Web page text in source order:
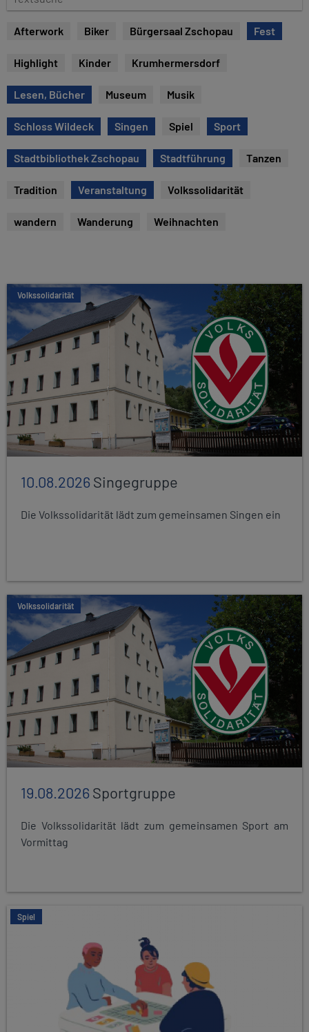
e
c
e
Afterwork Biker Bürgersaal Zschopau Fest
Highlight Kinder Krumhermersdorf
Lesen, Bücher Museum Musik
Schloss Wildeck Singen Spiel Sport
Stadtbibliothek Zschopau Stadtführung Tanzen
Tradition Veranstaltung Volkssolidarität
wandern Wanderung Weihnachten
Volkssolidarität
10.08.2026Singegruppe
Die Volkssolidarität lädt zum gemeinsamen Singen ein
Volkssolidarität
19.08.2026Sportgruppe
Die Volkssolidarität lädt zum gemeinsamen Sport am
Vormittag
Spiel